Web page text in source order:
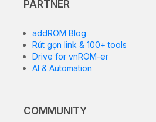
PARTNER
addROM Blog
Rút gọn link & 100+ tools
Drive for vnROM-er
AI & Automation
COMMUNITY